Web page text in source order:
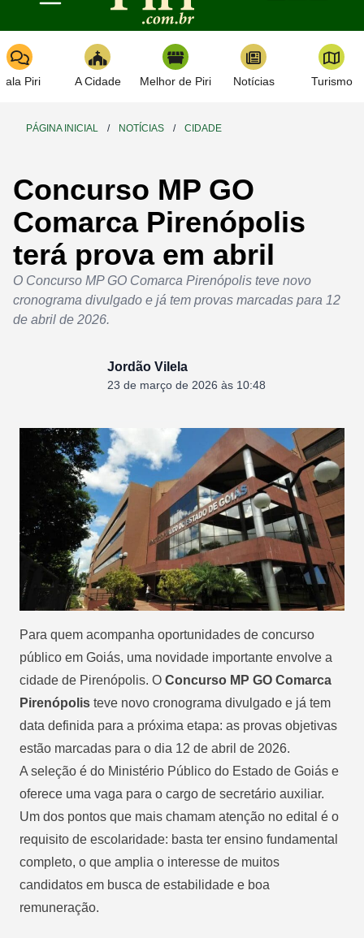
Toggle navigation
Piri A Cidade Melhor de Piri Notícias Turismo
PÁGINA INICIAL / NOTÍCIAS / CIDADE
Concurso MP GO
Comarca Pirenópolis
terá prova em abril
O Concurso MP GO Comarca Pirenópolis teve novo
cronograma divulgado e já tem provas marcadas para 12
de abril de 2026.
Jordão Vilela
23 de março de 2026 às 10:48
Para quem acompanha oportunidades de concurso
público em Goiás, uma novidade importante envolve a
cidade de Pirenópolis. O Concurso MP GO Comarca
Pirenópolis teve novo cronograma divulgado e já tem
data definida para a próxima etapa: as provas objetivas
estão marcadas para o dia 12 de abril de 2026.
A seleção é do Ministério Público do Estado de Goiás e
oferece uma vaga para o cargo de secretário auxiliar.
Um dos pontos que mais chamam atenção no edital é o
requisito de escolaridade: basta ter ensino fundamental
completo, o que amplia o interesse de muitos
candidatos em busca de estabilidade e boa
remuneração.